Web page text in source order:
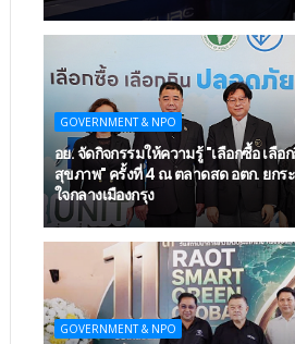
GOVERNMENT & NPO
อย. จัดกิจกรรมให้ความรู้ "เลือกซื้อ เลือ
สุขภาพ" ครั้งที่ 4 ณ ตลาดสด อตก. ยก
ใจกลางเมืองกรุง
GOVERNMENT & NPO